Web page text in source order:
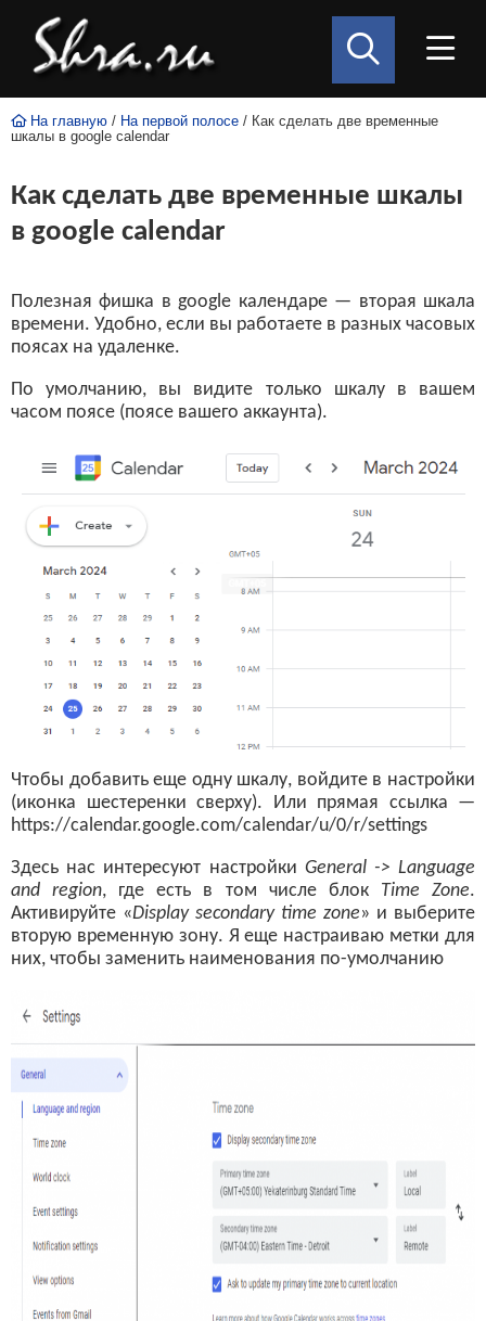
На главную / На первой полосе / Как сделать две временные
шкалы в google calendar
Как сделать две временные шкалы
в google calendar
Полезная фишка в google календаре — вторая шкала
времени. Удобно, если вы работаете в разных часовых
поясах на удаленке.
По умолчанию, вы видите только шкалу в вашем
часом поясе (поясе вашего аккаунта).
Чтобы добавить еще одну шкалу, войдите в настройки
(иконка шестеренки сверху). Или прямая ссылка —
https://calendar.google.com/calendar/u/0/r/settings
Здесь нас интересуют настройки General -> Language
and region, где есть в том числе блок Time Zone.
Активируйте «Display secondary time zone» и выберите
вторую временную зону. Я еще настраиваю метки для
них, чтобы заменить наименования по-умолчанию